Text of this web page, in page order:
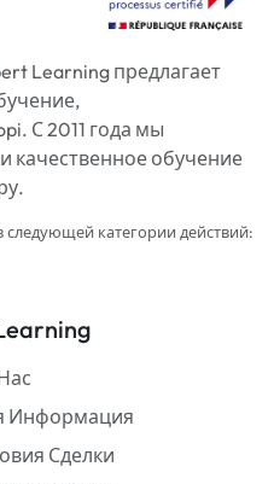
Learning предлагает
С 2011 года мы
качественное обучение
следующей категории действий:
Информация
Сделки